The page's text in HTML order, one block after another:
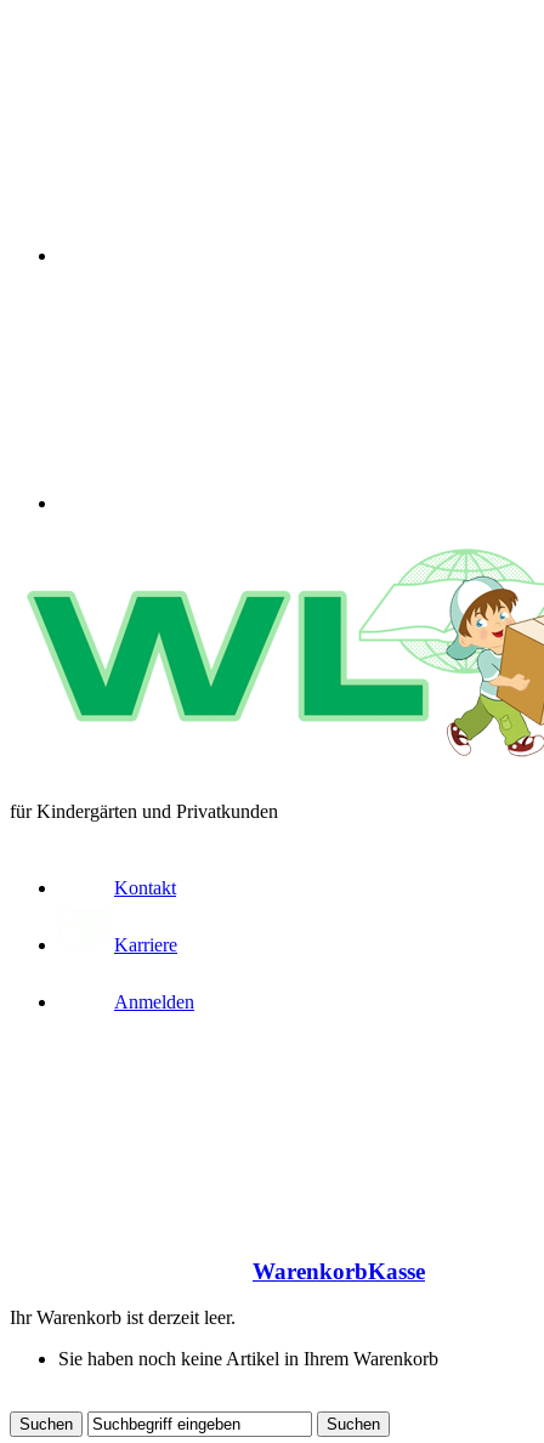
für Kindergärten und Privatkunden
Kontakt
Karriere
Anmelden
WarenkorbKasse
Ihr Warenkorb ist derzeit leer.
Sie haben noch keine Artikel in Ihrem Warenkorb